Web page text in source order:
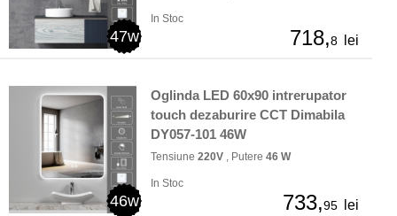
47w
In Stoc
718,8 lei
46w
Oglinda LED 60x90 intrerupator
touch dezaburire CCT Dimabila
DY057-101 46W
Tensiune 220V , Putere 46 W
In Stoc
733,95 lei